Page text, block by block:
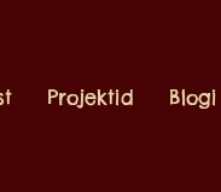
Projektid Blogi